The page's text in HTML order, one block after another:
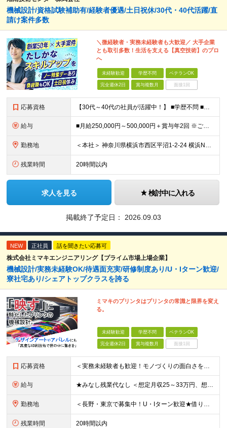
機械設計/資格試験補助有/経験者優遇/土日祝休/30代・40代活躍/直
請け案件多数
＼微経験者・実務未経験者も大歓迎／ 大手企業
とも取引多数！生活を支える【真空技術】のプロ
へ
未経験歓迎 学歴不問 ベテランOK
完全週休2日 賞与複数月 面接1回
応募資格 【30代～40代の社員が活躍中！】 ■学歴不問 ■以下いずれかの要件を満たす方 ・2DCAD使用 ・何かしらの図面を書いていた方 ・製造スタッフ経験 ・理系の学校の卒業出身の方（工業高校なども含む）
給与 ■月給250,000円～500,000円＋賞与年2回 ※ご経験・能力に応じて給与を決定いたします ※残業が発生した場合は別途全額支給いたします ※試用期間3ヶ月（条件変更なし）
勤務地 ＜本社＞ 神奈川県横浜市西区平沼1-2-24 横浜NTビル3F ※基本的な勤務地は ＜神奈川県内中心＞となります。 ---------------------------------- 万が一、派遣
残業時間 20時間以内
求人を見る 検討中に入れる
掲載終了予定日： 2026.09.03
NEW 正社員 話を聞きたい応募可
株式会社ミマキエンジニアリング【プライム市場上場企業】
機械設計/実務未経験OK/待遇面充実/研修制度あり/U・Iターン歓迎/
寮社宅あり/シェアトップクラスを誇る
ミマキのプリンタはプリンタの常識と限界を変え
る。
未経験歓迎 学歴不問 ベテランOK
完全週休2日 賞与複数月 面接1回
応募資格 ＜実務未経験者も歓迎！モノづくりの面白さを一緒に味わいましょう！＞ ◇学歴不問 ◇理工学部出身の方 └情報系、理学系、機械系、電気系、物質・材料系など
給与 ★みなし残業代なし ＜想定月収25～33万円、想定年収460～700万＞ 月給：21万3000円～+各種手当 ＜修士号を取得している方＞ 月給：23万6500円～+各種手当 ※経験・スキルを考慮
勤務地 ＜長野・東京で募集中！U・Iターン歓迎★借り上げ社宅制度あり！＞ ■本社 住所：長野県東御市滋野乙2182-3 ★マイカー通勤OK！駐車場あり ■東京支社 住所：東京都品川区北品川5-9-41 T
残業時間 20時間以内